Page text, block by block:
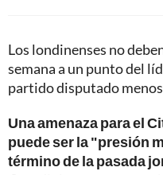
Los londinenses no
semana a un punto del
partido disputado
Una amenaza para el
puede ser la "presión
término de la pasada